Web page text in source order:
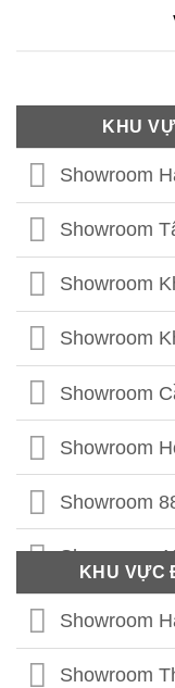
KHU
Showroom
Showroom
Showroom
Showroom
Showroom
Showroom
Showroom
Showroom
Showroom
Showroom
KHU VỰC
Showroom
Showroom